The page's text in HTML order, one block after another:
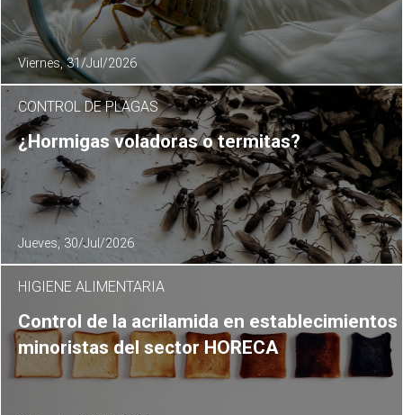
Viernes, 31/Jul/2026
CONTROL DE PLAGAS
¿Hormigas voladoras o termitas?
Jueves, 30/Jul/2026
HIGIENE ALIMENTARIA
Control de la acrilamida en establecimientos
minoristas del sector HORECA